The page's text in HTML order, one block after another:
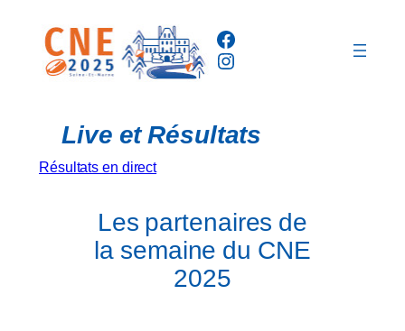
contenu
Facebook
Instagram
Live et Résultats
Résultats en direct
Les partenaires de
la semaine du CNE
2025